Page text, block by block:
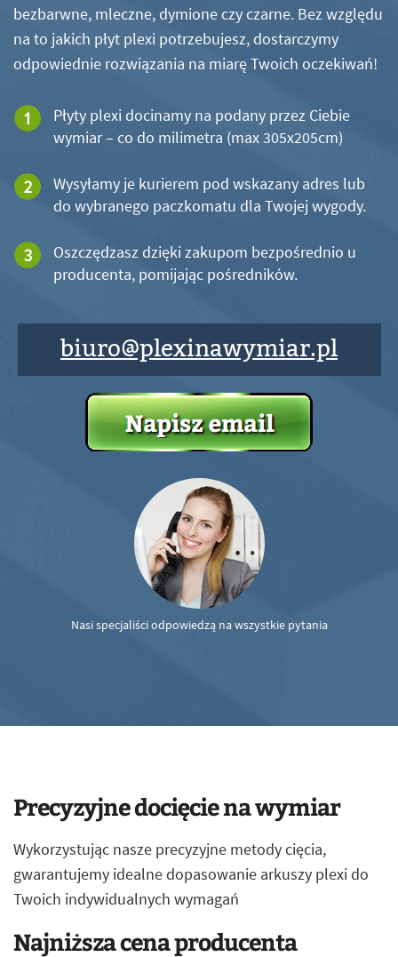
bezbarwne, mleczne, dymione czy czarne. Bez względu
na to jakich płyt plexi potrzebujesz, dostarczymy
odpowiednie rozwiązania na miarę Twoich oczekiwań!
Płyty plexi docinamy na podany przez Ciebie
wymiar – co do milimetra (max 305x205cm)
Wysyłamy je kurierem pod wskazany adres lub
do wybranego paczkomatu dla Twojej wygody.
Oszczędzasz dzięki zakupom bezpośrednio u
producenta, pomijając pośredników.
biuro@plexinawymiar.pl
Nasi specjaliści odpowiedzą na wszystkie pytania
Precyzyjne docięcie na wymiar
Wykorzystując nasze precyzyjne metody cięcia,
gwarantujemy idealne dopasowanie arkuszy plexi do
Twoich indywidualnych wymagań
Najniższa cena producenta